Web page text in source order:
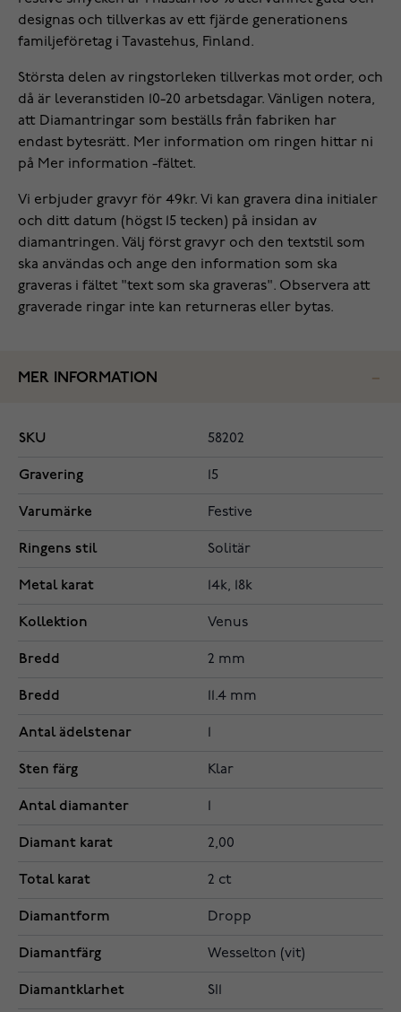
designas och tillverkas av ett fjärde generationens
familjeföretag i Tavastehus, Finland.
‌Största delen av ringstorleken tillverkas mot order, och
då är leveranstiden 10-20 arbetsdagar. Vänligen notera,
att Diamantringar som beställs från fabriken har
endast bytesrätt. Mer information om ringen hittar ni
på Mer information -fältet.
Vi erbjuder gravyr för 49kr. Vi kan gravera dina initialer
och ditt datum (högst 15 tecken) på insidan av
diamantringen. Välj först gravyr och den textstil som
ska användas och ange den information som ska
graveras i fältet "text som ska graveras". Observera att
graverade ringar inte kan returneras eller bytas.
MER INFORMATION
SKU 58202
Gravering 15
Varumärke Festive
Ringens stil Solitär
Metal karat 14k, 18k
Kollektion Venus
Bredd 2 mm
Bredd 11.4 mm
Antal ädelstenar 1
Sten färg Klar
Antal diamanter 1
Diamant karat 2,00
Total karat 2 ct
Diamantform Dropp
Diamantfärg Wesselton (vit)
Diamantklarhet SI1